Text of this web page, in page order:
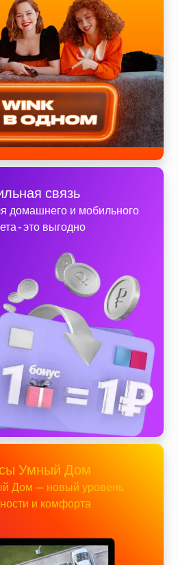
связь
домашнего и мобильного
- это выгодно
Умный Дом
Дом — новый уровень
и комфорта